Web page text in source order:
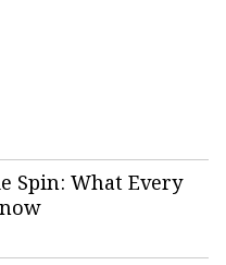
Spin: What Every